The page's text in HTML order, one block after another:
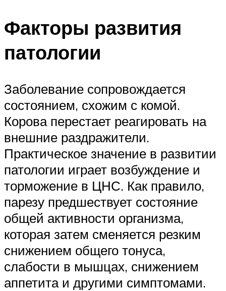
Факторы развития
патологии
Заболевание сопровождается
состоянием, схожим с комой.
Корова перестает реагировать на
внешние раздражители.
Практическое значение в развитии
патологии играет возбуждение и
торможение в ЦНС. Как правило,
парезу предшествует состояние
общей активности организма,
которая затем сменяется резким
снижением общего тонуса,
слабости в мышцах, снижением
аппетита и другими симптомами.